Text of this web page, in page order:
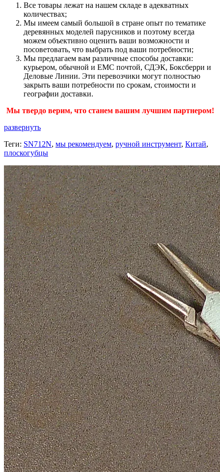
Все товары лежат на нашем складе в адекватных
количествах;
Мы имеем самый большой в стране опыт по тематике
деревянных моделей парусников и поэтому всегда
можем объективно оценить ваши возможности и
посоветовать, что выбрать под ваши потребности;
Мы предлагаем вам различные способы доставки:
курьером, обычной и ЕМС почтой, СДЭК, Боксберри и
Деловые Линии. Эти перевозчики могут полностью
закрыть ваши потребности по срокам, стоимости и
географии доставки.
Мы твердо верим, что станем вашим лучшим партнером!
развернуть
Теги: SN712N, мы рекомендуем, ручной инструмент, Китай,
плоскогубцы